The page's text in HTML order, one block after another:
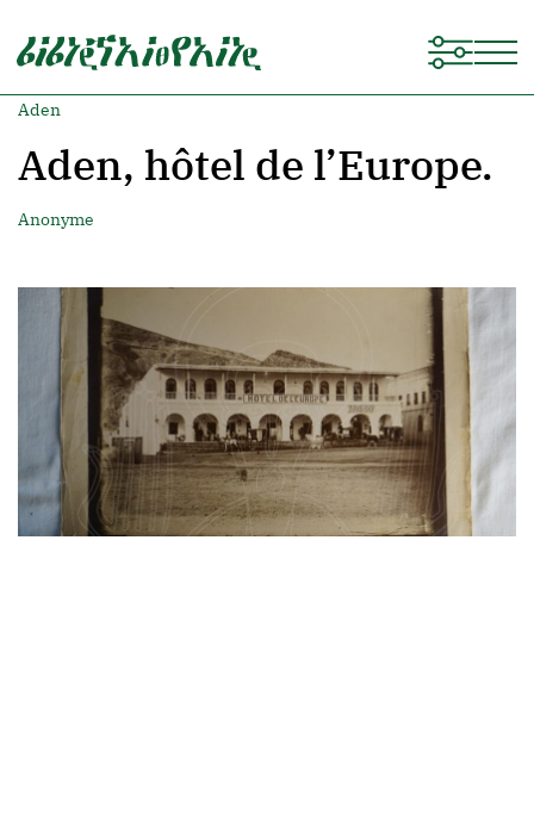
Aden
Aden, hôtel de l’Europe.
Anonyme